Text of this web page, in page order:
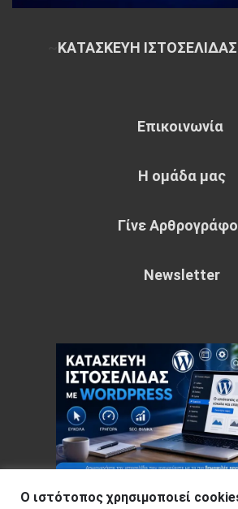
ΚΑΤΑΣΚΕΥΗ ΙΣΤΟΣΕΛΙΔΑΣ
Επικοινωνία
Η ομάδα μας
Γίνε
Newsletter
Ο ιστότοπος χρησιμοποιεί